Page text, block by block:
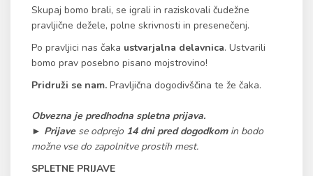
Skupaj bomo brali, se igrali in raziskovali čudežne
pravljične dežele, polne skrivnosti in presenečenj.
Po pravljici nas čaka ustvarjalna delavnica. Ustvarili
bomo prav posebno pisano mojstrovino!
Pridruži se nam. Pravljična dogodivščina te že čaka.
Obvezna je predhodna spletna prijava.
► Prijave se odprejo 14 dni pred dogodkomin bodo
možne vse do zapolnitve prostih mest.
SPLETNE PRIJAVE